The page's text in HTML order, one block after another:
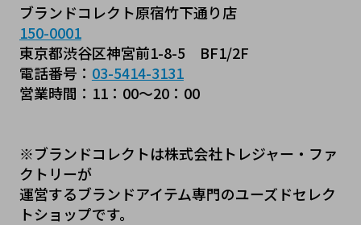
ブランドコレクト原宿竹下通り店
150-0001
東京都渋谷区神宮前1-8-5　BF1/2F
電話番号： 03-5414-3131
営業時間：11：00～20：00
※ブランドコレクトは株式会社トレジャー・ファ
クトリーが
運営するブランドアイテム専門のユーズドセレク
トショップです。